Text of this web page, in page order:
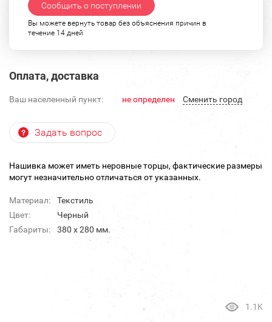
Сообщить о поступлении
Вы можете вернуть товар без объяснения причин в
течение 14 дней
Оплата, доставка
Ваш населенный пункт: не определен Cменить город
Задать вопрос
Нашивка может иметь неровные торцы, фактические размеры
могут незначительно отличаться от указанных.
Материал:
Текстиль
Цвет:
Черный
Габариты:
380 х 280 мм.
1.1K